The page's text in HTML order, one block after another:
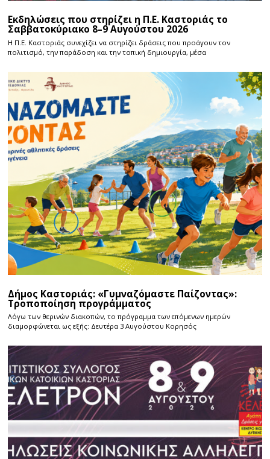
Εκδηλώσεις που στηρίζει η Π.Ε. Καστοριάς το
Σαββατοκύριακο 8–9 Αυγούστου 2026
Η Π.E. Καστοριάς συνεχίζει να στηρίζει δράσεις που προάγουν τον
πολιτισμό, την παράδοση και την τοπική δημιουργία, μέσα
Δήμος Καστοριάς: «Γυμναζόμαστε Παίζοντας»:
Τροποποίηση προγράμματος
Λόγω των θερινών διακοπών, το πρόγραμμα των επόμενων ημερών
διαμορφώνεται ως εξής: Δευτέρα 3 Αυγούστου Κορησός